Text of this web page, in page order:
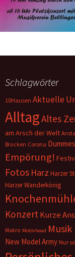
Schlagwörter
10Hausen Aktuelle
AlltagAltes
am Arsch der Welt
Brocken Corona
Empörung!
Fotos Harz Harzer
Harzer Wanderkönig
KonzertKurze
Makro Motörhead Musik
New Model Army Nur so